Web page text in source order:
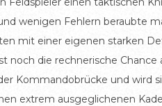
wenigen Fehlern beraubte
mit einer eigenen starken
noch die rechnerische
Kommandobrücke und
extrem ausgeglichenen